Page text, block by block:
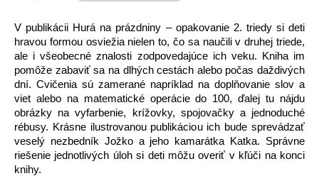
V publikácii Hurá na prázdniny – opakovanie 2. triedy si deti
hravou formou osviežia nielen to, čo sa naučili v druhej triede,
ale i všeobecné znalosti zodpovedajúce ich veku. Kniha im
pomôže zabaviť sa na dlhých cestách alebo počas daždivých
dní. Cvičenia sú zamerané napríklad na doplňovanie slov a
viet alebo na matematické operácie do 100, ďalej tu nájdu
obrázky na vyfarbenie, krížovky, spojovačky a jednoduché
rébusy. Krásne ilustrovanou publikáciou ich bude sprevádzať
veselý nezbedník Jožko a jeho kamarátka Katka. Správne
riešenie jednotlivých úloh si deti môžu overiť v kľúči na konci
knihy.